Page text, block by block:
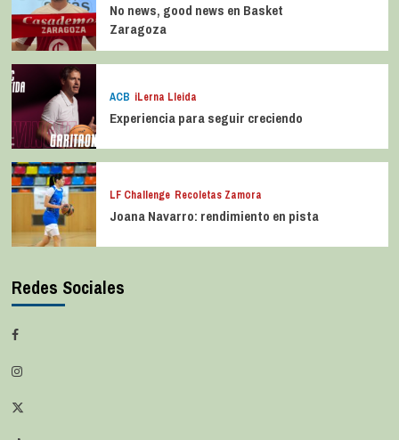
No news, good news en Basket
Zaragoza
ACB iLerna Lleida
Experiencia para seguir creciendo
LF Challenge Recoletas Zamora
Joana Navarro: rendimiento en pista
Redes Sociales